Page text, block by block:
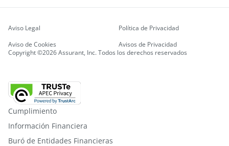
Copyright ©2026 Assurant, Inc. Todos los derechos reservados
Aviso Legal
Política de Privacidad
Aviso de Cookies
Avisos de Privacidad
Cumplimiento
Información Financiera
Buró de Entidades Financieras